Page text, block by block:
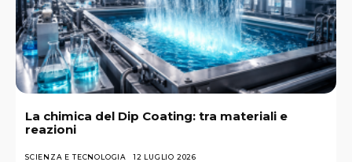
La chimica del Dip Coating: tra materiali e
reazioni
SCIENZA E TECNOLOGIA 12 LUGLIO 2026